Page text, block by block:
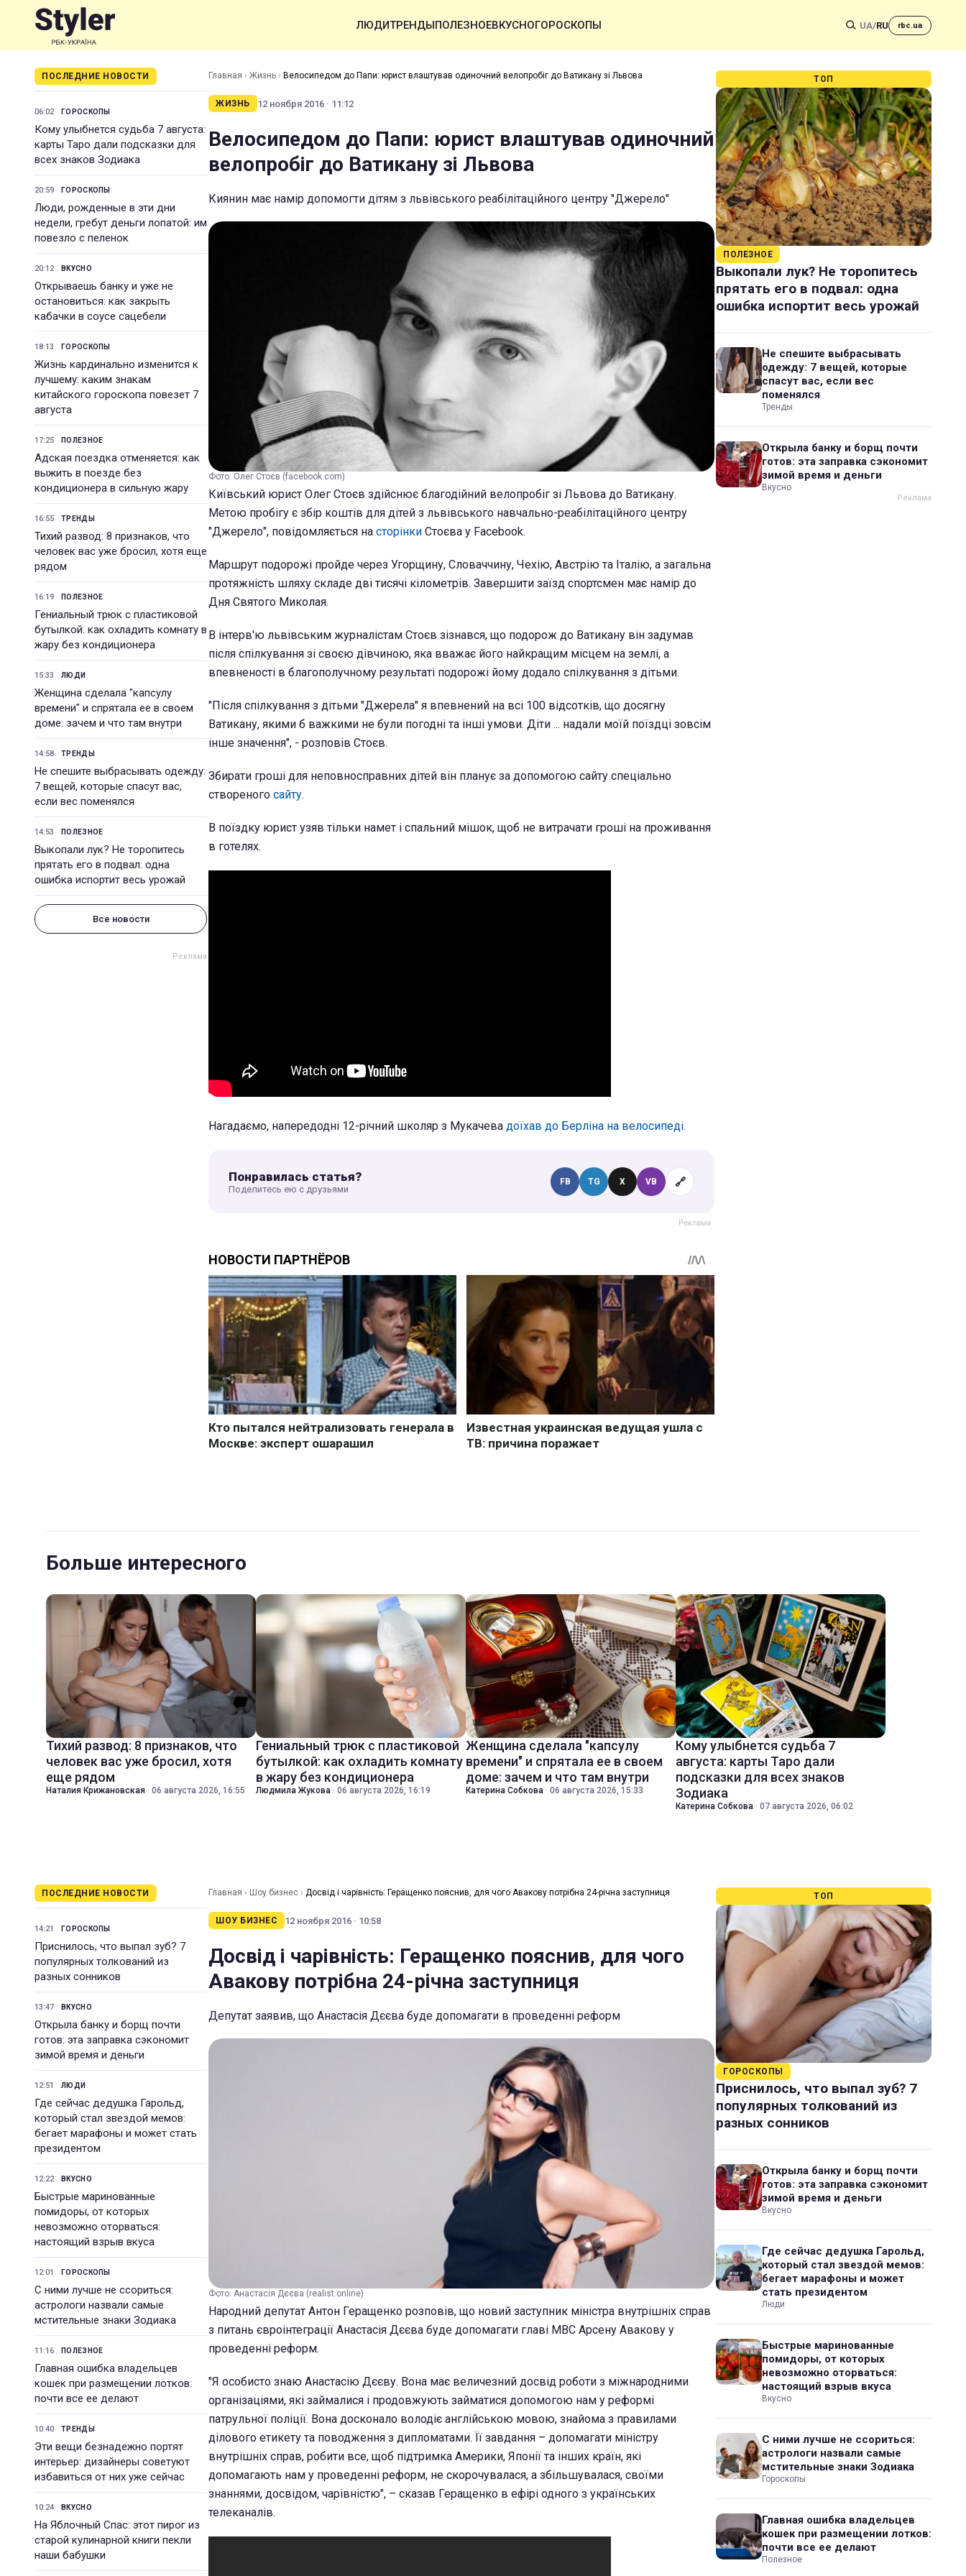
ЛЮДИТРЕНДЫПОЛЕЗНОЕВКУСНОГОРОСКОПЫ UA/RU rbc.ua
ПОСЛЕДНИЕ НОВОСТИ
06:02 ГОРОСКОПЫ
Кому улыбнется судьба 7 августа:
карты Таро дали подсказки для
всех знаков Зодиака
20:59 ГОРОСКОПЫ
Люди, рожденные в эти дни
недели, гребут деньги лопатой: им
повезло с пеленок
20:12 ВКУСНО
Открываешь банку и уже не
остановиться: как закрыть
кабачки в соусе сацебели
18:13 ГОРОСКОПЫ
Жизнь кардинально изменится к
лучшему: каким знакам
китайского гороскопа повезет 7
августа
17:25 ПОЛЕЗНОЕ
Адская поездка отменяется: как
выжить в поезде без
кондиционера в сильную жару
16:55 ТРЕНДЫ
Тихий развод: 8 признаков, что
человек вас уже бросил, хотя еще
рядом
16:19 ПОЛЕЗНОЕ
Гениальный трюк с пластиковой
бутылкой: как охладить комнату в
жару без кондиционера
15:33 ЛЮДИ
Женщина сделала "капсулу
времени" и спрятала ее в своем
доме: зачем и что там внутри
14:58 ТРЕНДЫ
Не спешите выбрасывать одежду:
7 вещей, которые спасут вас,
если вес поменялся
14:53 ПОЛЕЗНОЕ
Выкопали лук? Не торопитесь
прятать его в подвал: одна
ошибка испортит весь урожай
Все новости
Главная › Жизнь › Велосипедом до Папи: юрист влаштував одиночний велопробіг до Ватикану зі Львова
ЖИЗНЬ 12 ноября 2016 · 11:12
Велосипедом до Папи: юрист влаштував одиночний
велопробіг до Ватикану зі Львова
Киянин має намір допомогти дітям з львівського реабілітаційного центру "Джерело"
Фото: Олег Стоєв (facebook.com)
Київський юрист Олег Стоєв здійснює благодійний велопробіг зі Львова до Ватикану.
Метою пробігу є збір коштів для дітей з львівського навчально-реабілітаційного центру
"Джерело", повідомляється на сторінки Стоєва у Facebook.
Маршрут подорожі пройде через Угорщину, Словаччину, Чехію, Австрію та Італію, а загальна
протяжність шляху складе дві тисячі кілометрів. Завершити заїзд спортсмен має намір до
Дня Святого Миколая.
В інтерв'ю львівським журналістам Стоєв зізнався, що подорож до Ватикану він задумав
після спілкування зі своєю дівчиною, яка вважає його найкращим місцем на землі, а
впевненості в благополучному результаті подорожі йому додало спілкування з дітьми.
"Після спілкування з дітьми "Джерела" я впевнений на всі 100 відсотків, що досягну
Ватикану, якими б важкими не були погодні та інші умови. Діти ... надали моїй поїздці зовсім
інше значення", - розповів Стоєв.
Збирати гроші для неповносправних дітей він планує за допомогою сайту спеціально
створеного сайту.
В поїздку юрист узяв тільки намет і спальний мішок, щоб не витрачати гроші на проживання
в готелях.
Нагадаємо, напередодні 12-річний школяр з Мукачева доїхав до Берліна на велосипеді.
Понравилась статья?
Поделитесь ею с друзьями
FB TG X VB 🔗
ТОП
ПОЛЕЗНОЕ
Выкопали лук? Не торопитесь
прятать его в подвал: одна
ошибка испортит весь урожай
Не спешите выбрасывать
одежду: 7 вещей, которые
спасут вас, если вес
поменялся
Тренды
Открыла банку и борщ почти
готов: эта заправка сэкономит
зимой время и деньги
Вкусно
Больше интересного
Тихий развод: 8 признаков, что
человек вас уже бросил, хотя
еще рядом
Наталия Крижановская · 06 августа 2026, 16:55
Гениальный трюк с пластиковой
бутылкой: как охладить комнату
в жару без кондиционера
Людмила Жукова · 06 августа 2026, 16:19
Женщина сделала "капсулу
времени" и спрятала ее в своем
доме: зачем и что там внутри
Катерина Собкова · 06 августа 2026, 15:33
Кому улыбнется судьба 7
августа: карты Таро дали
подсказки для всех знаков
Зодиака
Катерина Собкова · 07 августа 2026, 06:02
ПОСЛЕДНИЕ НОВОСТИ
14:21 ГОРОСКОПЫ
Приснилось, что выпал зуб? 7
популярных толкований из
разных сонников
13:47 ВКУСНО
Открыла банку и борщ почти
готов: эта заправка сэкономит
зимой время и деньги
12:51 ЛЮДИ
Где сейчас дедушка Гарольд,
который стал звездой мемов:
бегает марафоны и может стать
президентом
12:22 ВКУСНО
Быстрые маринованные
помидоры, от которых
невозможно оторваться:
настоящий взрыв вкуса
12:01 ГОРОСКОПЫ
С ними лучше не ссориться:
астрологи назвали самые
мстительные знаки Зодиака
11:16 ПОЛЕЗНОЕ
Главная ошибка владельцев
кошек при размещении лотков:
почти все ее делают
10:40 ТРЕНДЫ
Эти вещи безнадежно портят
интерьер: дизайнеры советуют
избавиться от них уже сейчас
10:24 ВКУСНО
На Яблочный Спас: этот пирог из
старой кулинарной книги пекли
наши бабушки
Главная › Шоу бизнес › Досвід і чарівність: Геращенко пояснив, для чого Авакову потрібна 24-річна заступниця
ШОУ БИЗНЕС 12 ноября 2016 · 10:58
Досвід і чарівність: Геращенко пояснив, для чого
Авакову потрібна 24-річна заступниця
Депутат заявив, що Анастасія Дєєва буде допомагати в проведенні реформ
Фото: Анастасія Дєєва (realist.online)
Народний депутат Антон Геращенко розповів, що новий заступник міністра внутрішніх справ
з питань євроінтеграції Анастасія Дєєва буде допомагати главі МВС Арсену Авакову у
проведенні реформ.
"Я особисто знаю Анастасію Дєєву. Вона має величезний досвід роботи з міжнародними
організаціями, які займалися і продовжують займатися допомогою нам у реформі
патрульної поліції. Вона досконало володіє англійською мовою, знайома з правилами
ділового етикету та поводження з дипломатами. Її завдання – допомагати міністру
внутрішніх справ, робити все, щоб підтримка Америки, Японії та інших країн, які
допомагають нам у проведенні реформ, не скорочувалася, а збільшувалася, своїми
знаннями, досвідом, чарівністю", – сказав Геращенко в ефірі одного з українських
телеканалів.
ТОП
ГОРОСКОПЫ
Приснилось, что выпал зуб? 7
популярных толкований из
разных сонников
Открыла банку и борщ почти
готов: эта заправка сэкономит
зимой время и деньги
Вкусно
Где сейчас дедушка Гарольд,
который стал звездой мемов:
бегает марафоны и может
стать президентом
Люди
Быстрые маринованные
помидоры, от которых
невозможно оторваться:
настоящий взрыв вкуса
Вкусно
С ними лучше не ссориться:
астрологи назвали самые
мстительные знаки Зодиака
Гороскопы
Главная ошибка владельцев
кошек при размещении лотков:
почти все ее делают
Полезное